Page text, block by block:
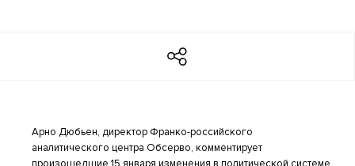
Арно Дюбьен, директор Франко-российского
аналитического центра Обсерво, комментирует